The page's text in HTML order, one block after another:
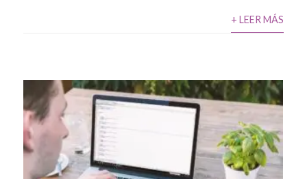
+ LEER MÁS